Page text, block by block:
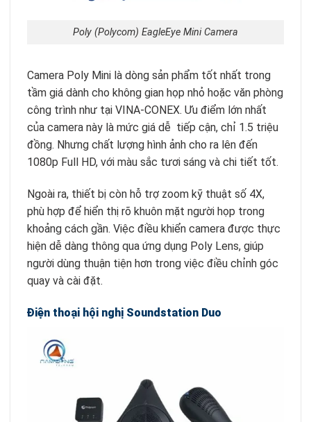
Poly (Polycom) EagleEye Mini Camera
Camera Poly Mini là dòng sản phẩm tốt nhất trong
tầm giá dành cho không gian họp nhỏ hoặc văn phòng
công trình như tại VINA-CONEX. Ưu điểm lớn nhất
của camera này là mức giá dễ tiếp cận, chỉ 1.5 triệu
đồng. Nhưng chất lượng hình ảnh cho ra lên đến
1080p Full HD, với màu sắc tươi sáng và chi tiết tốt.
Ngoài ra, thiết bị còn hỗ trợ zoom kỹ thuật số 4X,
phù hợp để hiển thị rõ khuôn mặt người họp trong
khoảng cách gần. Việc điều khiển camera được thực
hiện dễ dàng thông qua ứng dụng Poly Lens, giúp
người dùng thuận tiện hơn trong việc điều chỉnh góc
quay và cài đặt.
Điện thoại hội nghị Soundstation Duo